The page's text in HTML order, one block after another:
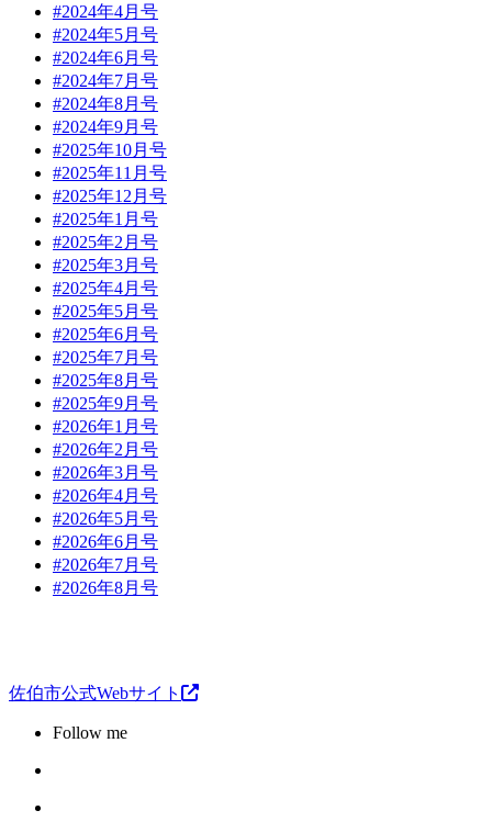
#2024年4月号
#2024年5月号
#2024年6月号
#2024年7月号
#2024年8月号
#2024年9月号
#2025年10月号
#2025年11月号
#2025年12月号
#2025年1月号
#2025年2月号
#2025年3月号
#2025年4月号
#2025年5月号
#2025年6月号
#2025年7月号
#2025年8月号
#2025年9月号
#2026年1月号
#2026年2月号
#2026年3月号
#2026年4月号
#2026年5月号
#2026年6月号
#2026年7月号
#2026年8月号
佐伯市公式Webサイト
Follow me